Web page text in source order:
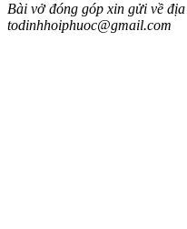
Bài vở đóng góp xin gửi về
todinhhoiphuoc@gmail.com